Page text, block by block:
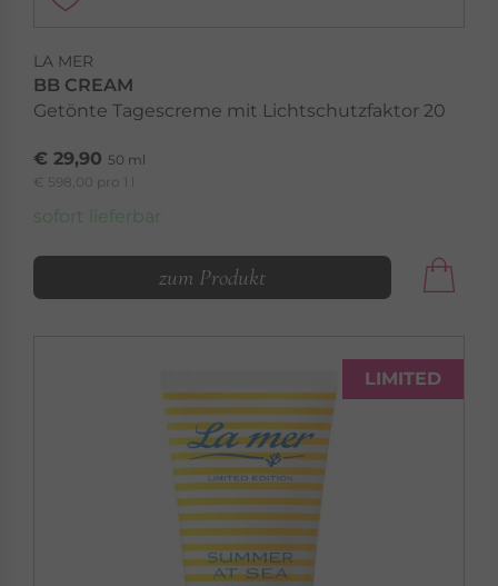
LA MER
ORIGIN OF
Nähren Sie Ihre Haut mit dem Klassiker mariner
Origin Of »
LA MER
BB CREAM
Getönte Tagescreme mit Lichtschutzfaktor 20
€ 29,90 50 ml
€ 598,00 pro 1 l
sofort lieferbar
zum Produkt
LIMITED